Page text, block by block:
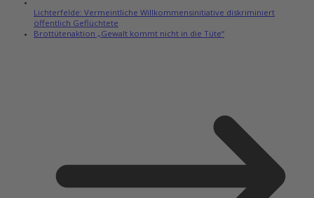
Lichterfelde: Vermeintliche Willkommensinitiative diskriminiert
öffentlich Geflüchtete
Brottütenaktion „Gewalt kommt nicht in die Tüte“